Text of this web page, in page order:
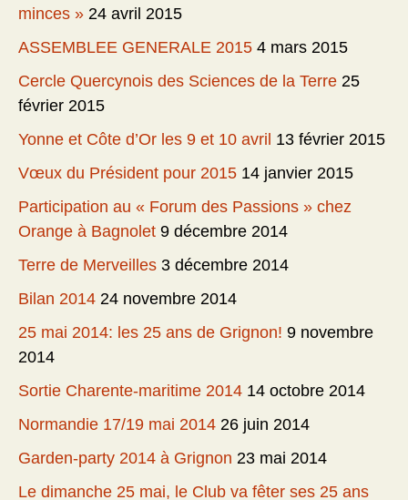
minces » 24 avril 2015
ASSEMBLEE GENERALE 2015 4 mars 2015
Cercle Quercynois des Sciences de la Terre 25
février 2015
Yonne et Côte d’Or les 9 et 10 avril 13 février 2015
Vœux du Président pour 2015 14 janvier 2015
Participation au « Forum des Passions » chez
Orange à Bagnolet 9 décembre 2014
Terre de Merveilles 3 décembre 2014
Bilan 2014 24 novembre 2014
25 mai 2014: les 25 ans de Grignon! 9 novembre
2014
Sortie Charente-maritime 2014 14 octobre 2014
Normandie 17/19 mai 2014 26 juin 2014
Garden-party 2014 à Grignon 23 mai 2014
Le dimanche 25 mai, le Club va fêter ses 25 ans